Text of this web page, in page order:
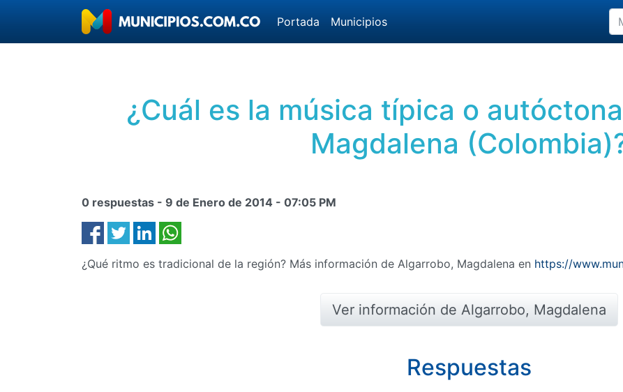
Portada Municipios
¿Cuál es la música típica o
Magdalena
0 respuestas - 9 de Enero de 2014 - 07:05 PM
¿Qué ritmo es tradicional de la región? Más información de Algarrobo, Magdalena en https://
Ver información de Algarrobo, Magdalena
Respuestas